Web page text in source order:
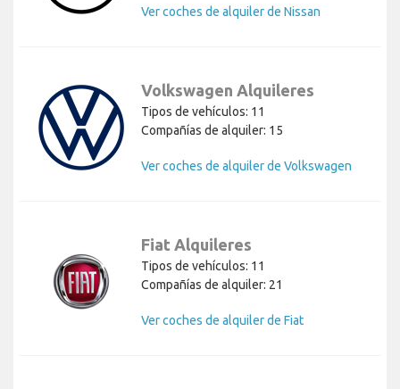
Ver coches de alquiler de Nissan
Volkswagen Alquileres
Tipos de vehículos: 11
Compañías de alquiler: 15
Ver coches de alquiler de Volkswagen
Fiat Alquileres
Tipos de vehículos: 11
Compañías de alquiler: 21
Ver coches de alquiler de Fiat